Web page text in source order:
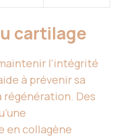
cartilage
l’intégrité
à prévenir sa
Des
en collagène